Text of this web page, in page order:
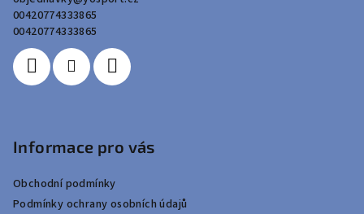
00420774333865
00420774333865
Informace pro vás
Obchodní podmínky
Podmínky ochrany osobních údajů